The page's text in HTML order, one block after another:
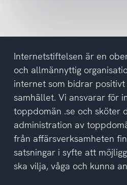
del
av
integritetspolicyn
Internetstiftelsen är en
och allmännyttig
internet som bidrar
samhället. Vi ansvarar för
toppdomän .se och sköter
administration av
från affärsverksamheten
satsningar i syfte att
ska vilja, våga och kunna